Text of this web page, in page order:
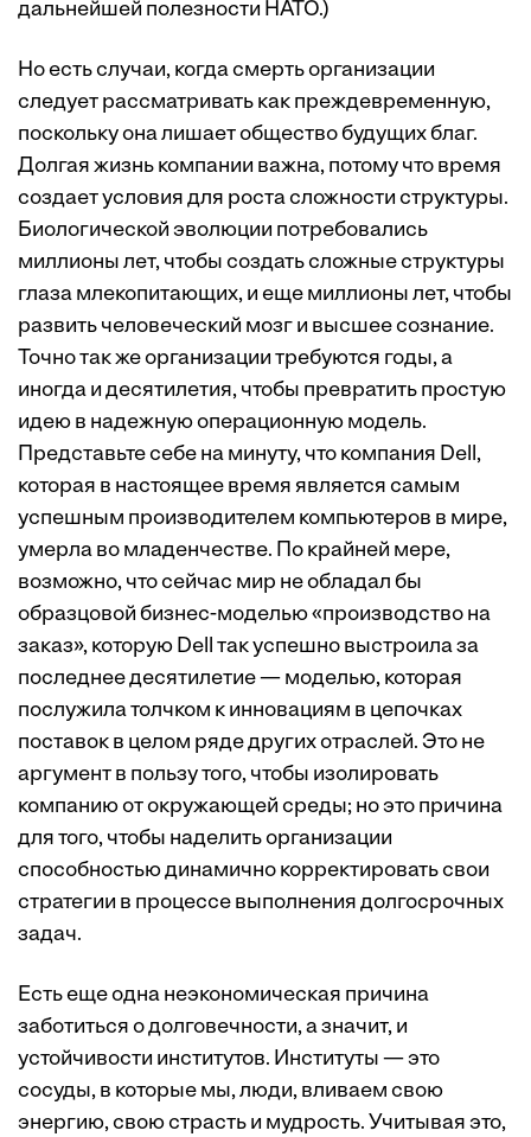
дальнейшей полезности НАТО.)
Но есть случаи, когда смерть организации
следует рассматривать как преждевременную,
поскольку она лишает общество будущих благ.
Долгая жизнь компании важна, потому что время
создает условия для роста сложности структуры.
Биологической эволюции потребовались
миллионы лет, чтобы создать сложные структуры
глаза млекопитающих, и еще миллионы лет, чтобы
развить человеческий мозг и высшее сознание.
Точно так же организации требуются годы, а
иногда и десятилетия, чтобы превратить простую
идею в надежную операционную модель.
Представьте себе на минуту, что компания Dell,
которая в настоящее время является самым
успешным производителем компьютеров в мире,
умерла во младенчестве. По крайней мере,
возможно, что сейчас мир не обладал бы
образцовой бизнес-моделью «производство на
заказ», которую Dell так успешно выстроила за
последнее десятилетие — моделью, которая
послужила толчком к инновациям в цепочках
поставок в целом ряде других отраслей. Это не
аргумент в пользу того, чтобы изолировать
компанию от окружающей среды; но это причина
для того, чтобы наделить организации
способностью динамично корректировать свои
стратегии в процессе выполнения долгосрочных
задач.
Есть еще одна неэкономическая причина
заботиться о долговечности, а значит, и
устойчивости институтов. Институты — это
сосуды, в которые мы, люди, вливаем свою
энергию, свою страсть и мудрость. Учитывая это,